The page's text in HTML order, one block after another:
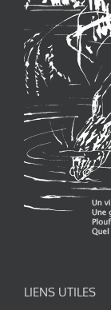
LIENS UTILES